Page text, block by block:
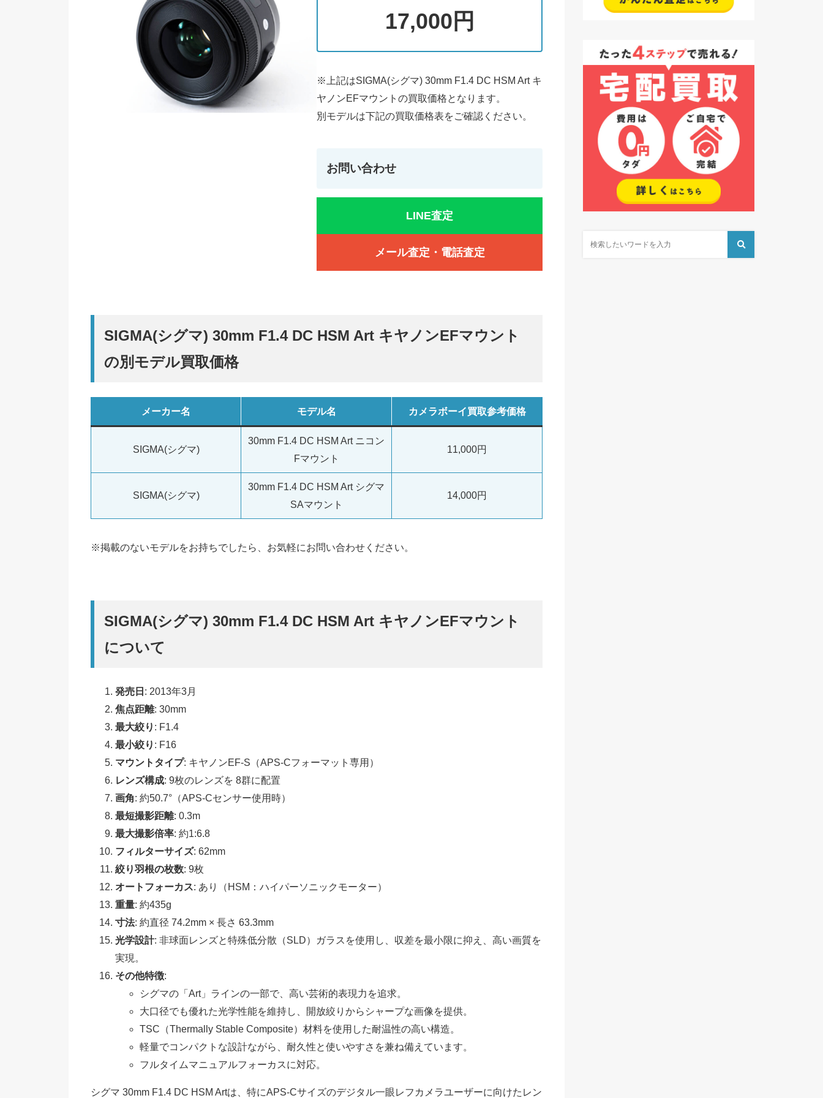
17,000円
※上記はSIGMA(シグマ) 30mm F1.4 DC HSM Art キ
ヤノンEFマウントの買取価格となります。
別モデルは下記の買取価格表をご確認ください。
お問い合わせ
LINE査定
メール査定・電話査定
SIGMA(シグマ) 30mm F1.4 DC HSM Art キヤノンEFマウント
の別モデル買取価格
メーカー名 モデル名 カメラボーイ買取参考価格
SIGMA(シグマ)
30mm F1.4 DC HSM Art ニコン
Fマウント
11,000円
SIGMA(シグマ)
30mm F1.4 DC HSM Art シグマ
SAマウント
14,000円
※掲載のないモデルをお持ちでしたら、お気軽にお問い合わせください。
SIGMA(シグマ) 30mm F1.4 DC HSM Art キヤノンEFマウント
について
発売日 : 2013年3月
焦点距離: 30mm
最大絞り : F1.4
最小絞り : F16
マウントタイプ: キヤノンEF-S（APS-Cフォーマット専用）
レンズ構成: 9枚のレンズを 8群に配置
画角: 約50.7°（APS-Cセンサー使用時）
最短撮影距離: 0.3m
最大撮影倍率: 約1:6.8
フィルターサイズ: 62mm
絞り羽根の枚数: 9枚
オートフォーカス: あり（HSM：ハイパーソニックモーター）
重量: 約435g
寸法: 約直径 74.2mm × 長さ 63.3mm
光学設計: 非球面レンズと特殊低分散（SLD）ガラスを使用し、収差を最小限に抑え、高い画質を
実現。
その他特徴:
シグマの「Art」ラインの一部で、高い芸術的表現力を追求。
大口径でも優れた光学性能を維持し、開放絞りからシャープな画像を提供。
TSC（Thermally Stable Composite）材料を使用した耐温性の高い構造。
軽量でコンパクトな設計ながら、耐久性と使いやすさを兼ね備えています。
フルタイムマニュアルフォーカスに対応。
シグマ 30mm F1.4 DC HSM Artは、特にAPS-Cサイズのデジタル一眼レフカメラユーザーに向けたレン